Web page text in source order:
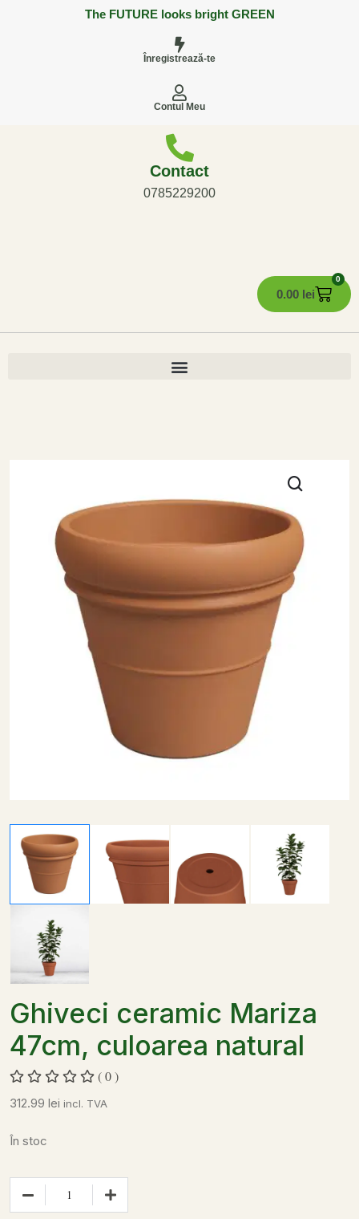
The FUTURE looks bright GREEN
Înregistrează-te
Contul Meu
Contact
0785229200
0.00 lei
0
Ghiveci ceramic Mariza
47cm, culoarea natural
( 0 )
312.99 lei incl. TVA
În stoc